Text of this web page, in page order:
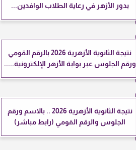
بدور الأزهر في رعاية الطلاب الوافدين...
نتيجة الثانوية الأزهرية 2026 بالرقم القومي
ورقم الجلوس عبر بوابة الأزهر الإلكترونية.....
نتيجة الثانوية الأزهرية 2026 .. بالاسم ورقم
الجلوس والرقم القومي (رابط مباشر)